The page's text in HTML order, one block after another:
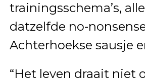
trainingsschema’s,
datzelfde no-
Achterhoekse sausje
“Het leven draait niet